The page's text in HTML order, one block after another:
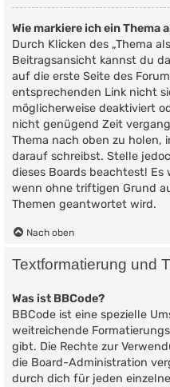
Wie markiere ich ein Thema
Durch Klicken des „Thema
Beitragsansicht kannst du
auf die erste Seite des
entsprechenden Link nicht
möglicherweise deaktiviert
nicht genügend Zeit
Thema nach oben zu
darauf schreibst. Stelle
dieses Boards beachtest!
wenn ohne triftigen Grund
Themen geantwortet wird.
Nach oben
Textformatierung und
Was ist BBCode?
BBCode ist eine spezielle
weitreichende
gibt. Die Rechte zur
die Board-Administration
durch dich für jeden